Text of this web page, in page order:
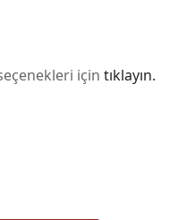
için tıklayın.